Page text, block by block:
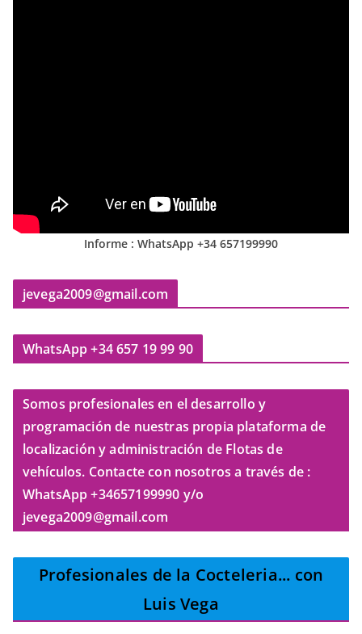
Informe : WhatsApp +34 657199990
jevega2009@gmail.com
WhatsApp +34 657 19 99 90
Somos profesionales en el desarrollo y
programación de nuestras propia plataforma de
localización y administración de Flotas de
vehículos. Contacte con nosotros a través de :
WhatsApp +34657199990 y/o
jevega2009@gmail.com
Profesionales de la Cocteleria... con
Luis Vega